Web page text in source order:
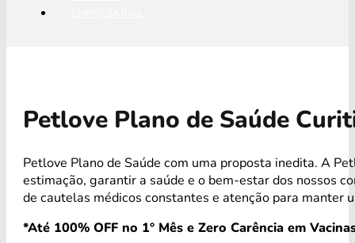
Petlove Plano de Saúde
Petlove Plano de Saúde com uma proposta inedita. A
estimação, garantir a saúde e o bem-estar dos nossos
de cautelas médicos constantes e atenção para manter
*Até 100% OFF no 1° Mês e Zero Carência em